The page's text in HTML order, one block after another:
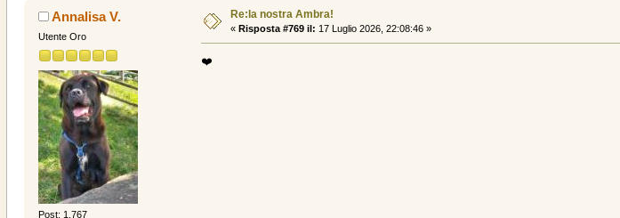
Annalisa V.
Utente Oro
Post: 1.767
Re:la nostra Ambra!
« Risposta #769 il: 17 Luglio 2026, 22:08:46 »
❤️